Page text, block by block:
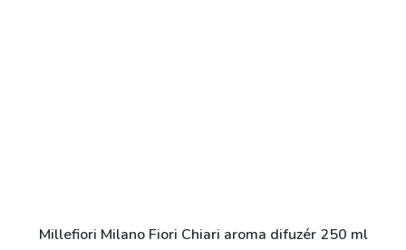
Millefiori Milano Fiori Chiari aroma difuzér 250 ml